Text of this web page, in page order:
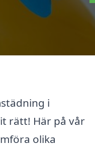
i
rätt! Här på vår
olika